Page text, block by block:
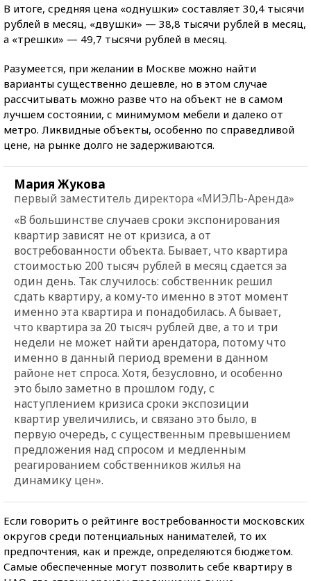
В итоге, средняя цена «однушки» составляет 30,4 тысячи
рублей в месяц, «двушки» — 38,8 тысячи рублей в месяц,
а «трешки» — 49,7 тысячи рублей в месяц.
Разумеется, при желании в Москве можно найти
варианты существенно дешевле, но в этом случае
рассчитывать можно разве что на объект не в самом
лучшем состоянии, с минимумом мебели и далеко от
метро. Ликвидные объекты, особенно по справедливой
цене, на рынке долго не задерживаются.
Мария Жукова
первый заместитель директора «МИЭЛЬ-Аренда»
«В большинстве случаев сроки экспонирования
квартир зависят не от кризиса, а от
востребованности объекта. Бывает, что квартира
стоимостью 200 тысяч рублей в месяц сдается за
один день. Так случилось: собственник решил
сдать квартиру, а кому-то именно в этот момент
именно эта квартира и понадобилась. А бывает,
что квартира за 20 тысяч рублей две, а то и три
недели не может найти арендатора, потому что
именно в данный период времени в данном
районе нет спроса. Хотя, безусловно, и особенно
это было заметно в прошлом году, с
наступлением кризиса сроки экспозиции
квартир увеличились, и связано это было, в
первую очередь, с существенным превышением
предложения над спросом и медленным
реагированием собственников жилья на
динамику цен».
Если говорить о рейтинге востребованности московских
округов среди потенциальных нанимателей, то их
предпочтения, как и прежде, определяются бюджетом.
Самые обеспеченные могут позволить себе квартиру в